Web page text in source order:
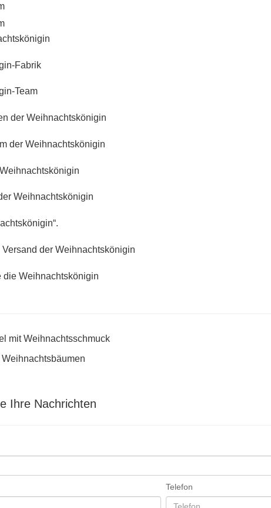
mit Weihnachtsschmuck
Ihre Nachrichten
Telefon